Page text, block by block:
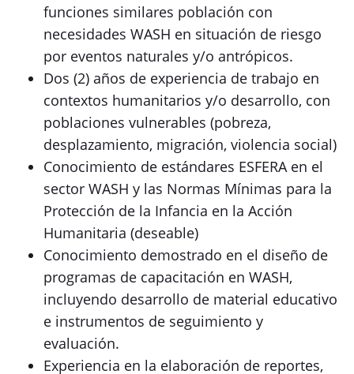
funciones similares población con
necesidades WASH en situación de riesgo
por eventos naturales y/o antrópicos.
Dos (2) años de experiencia de trabajo en
contextos humanitarios y/o desarrollo, con
poblaciones vulnerables (pobreza,
desplazamiento, migración, violencia social)
Conocimiento de estándares ESFERA en el
sector WASH y las Normas Mínimas para la
Protección de la Infancia en la Acción
Humanitaria (deseable)
Conocimiento demostrado en el diseño de
programas de capacitación en WASH,
incluyendo desarrollo de material educativo
e instrumentos de seguimiento y
evaluación.
Experiencia en la elaboración de reportes,